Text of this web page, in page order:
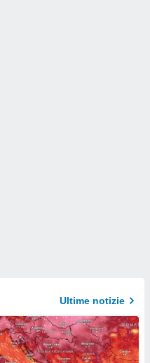
Ultime notizie